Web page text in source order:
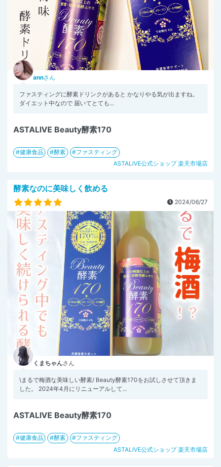
annさん
ファスティングに酵素ドリンクがあると かなりやる気が出ますね。
ダイエット中なので 届いてとても...
ASTALIVE Beauty酵素170
健康食品 酵素
ファスティング
ASTALIVE公式ショップ 楽天市場店
酵素なのに美味しく飲める
2024/06/27
くまちゃんさん
\まるで梅酒な美味しい酵素/ Beauty酵素170をお試しさせて頂きま
した。 2024年4月にリニューアルして...
ASTALIVE Beauty酵素170
健康食品 酵素
ファスティング
ASTALIVE公式ショップ 楽天市場店